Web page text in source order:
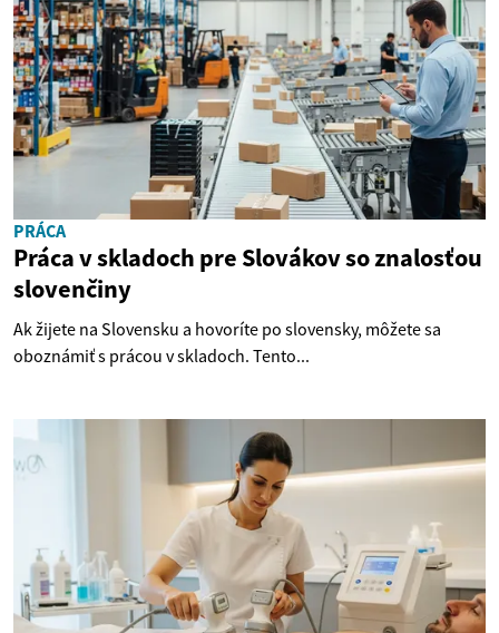
PRÁCA
Práca v skladoch pre Slovákov so znalosťou
slovenčiny
Ak žijete na Slovensku a hovoríte po slovensky, môžete sa
oboznámiť s prácou v skladoch. Tento...